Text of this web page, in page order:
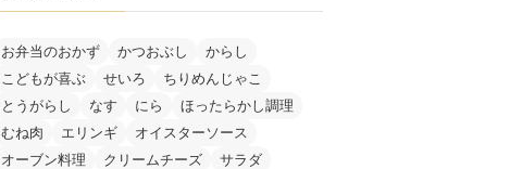
お弁当のおかず かつおぶし
からし
こどもが喜ぶ
せいろ
ちりめんじゃこ
とうがらし
なす にら
ほったらかし調理
むね肉
エリンギ
オイスターソース
オーブン料理
クリームチーズ
サラダ